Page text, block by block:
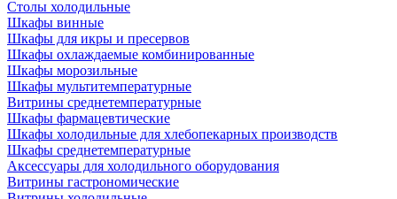
Столы холодильные
Шкафы винные
Шкафы для икры и пресервов
Шкафы охлаждаемые комбинированные
Шкафы морозильные
Шкафы мультитемпературные
Витрины среднетемпературные
Шкафы фармацевтические
Шкафы холодильные для хлебопекарных производств
Шкафы среднетемпературные
Аксессуары для холодильного оборудования
Витрины гастрономические